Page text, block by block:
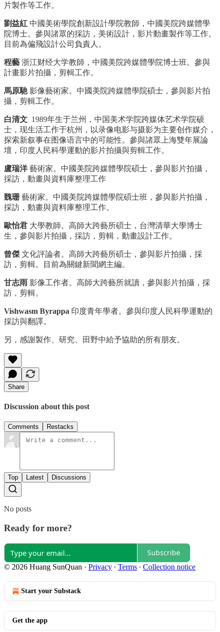
片製作等工作。
劉益紅 中國美術學院創新設計學院教師，中國美院跨媒體學
院博士。參與諸眾的採訪，美術設計，影片動畫製作等工作。
目前為偏飛設計公司負責人。
程藝 浙江财经大学教師，中國美院跨媒體學院博士班。參與
計畫影片拍攝，剪輯工作。
馬原馳 影像藝術家。中國美院跨媒體學院碩士，參與影片拍
攝，剪輯工作。
白清文 1989年生于兰州，中国美术学院跨媒体艺术学院硕
士，现生活工作于杭州，以录像电影与摄影为主要创作媒介，
探索新叙事在图像语言中的可能性。參與諸眾上海雙年展論
壇，印度人民科學運動的影片拍攝與剪輯工作。
盧瑞洋藝術家。中國美院跨媒體學院碩士，參與影片拍攝，
採訪，動畫與資料庫整理工作
魏珊 藝術家。中國美院跨媒體學院碩士班，參與影片拍攝，
採訪，動畫與資料庫整理工作。
歐怡君 大學教師。高師大跨藝所碩士，台灣清華大學博士
生，參與影片拍攝，採訪，剪輯，動畫設計工作。
曾傑 文化評論者。高師大跨藝所碩士，參與影片拍攝，採
訪，剪輯。目前為關鍵新聞網主編。
甘志雨 影像工作者。高師大跨藝所就讀，參與影片拍攝，採
訪，剪輯。
Vishwasm Byrappa 印度青年學者。參與印度人民科學運動的
採訪與翻譯。
另，感謝製作、研究、田野中給予協助的所有朋友。
Share
Discussion about this post
Comments Restacks
Top Latest Discussions
No posts
Ready for more?
Subscribe
© 2026 Huang SunQuan · Privacy ∙ Terms ∙ Collection notice
Start your Substack
Get the app